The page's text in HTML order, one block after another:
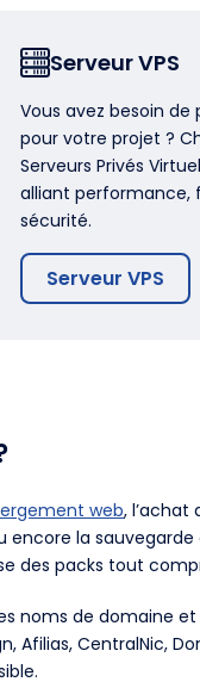
Serveur VPS
Vous avez besoin de
pour votre projet ?
Serveurs Privés
alliant performance,
sécurité.
Serveur VPS
web, l’achat
encore la sauvegarde
des packs tout
noms de domaine
Afilias, CentralNic,